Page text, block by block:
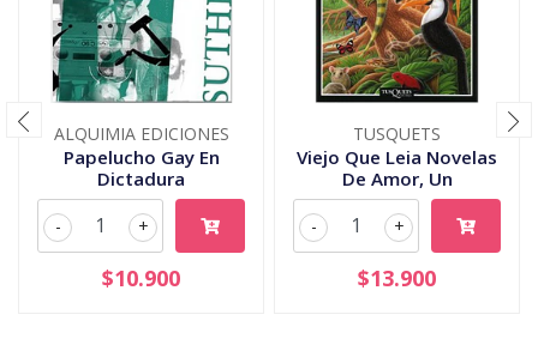
ALQUIMIA EDICIONES
Papelucho Gay En
Dictadura
+
-
$10.900
TUSQUETS
Viejo Que Leia Novelas
De Amor, Un
+
-
$13.900